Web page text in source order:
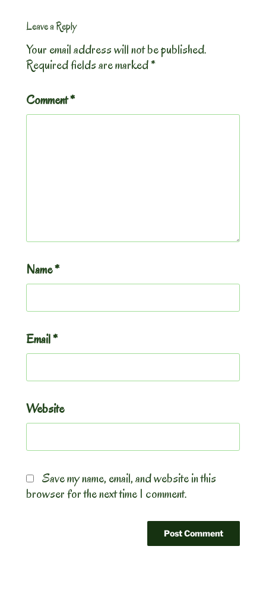
Leave a Reply
Your email address will not be published.
Required fields are marked*
Comment*
Name*
Email*
Website
Save my name, email, and website in this
browser for the next time I comment.